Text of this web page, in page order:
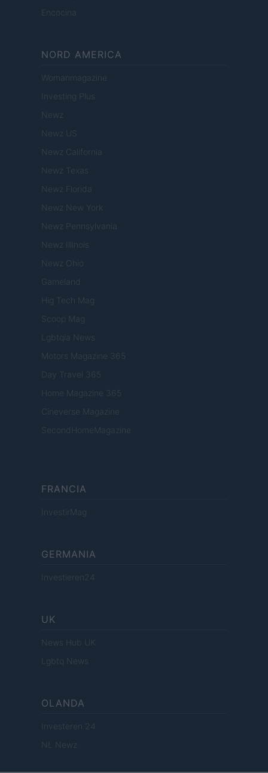
Encocina
NORD AMERICA
Womanmagazine
Investing Plus
Newz
Newz US
Newz California
Newz Texas
Newz Florida
Newz New York
Newz Pennsylvania
Newz Illinois
Newz Ohio
Gameland
Hig Tech Mag
Scoop Mag
Lgbtqia News
Motors Magazine 365
Day Travel 365
Home Magazine 365
Cineverse Magazine
SecondHomeMagazine
FRANCIA
InvestirMag
GERMANIA
Investieren24
UK
News Hub UK
Lgbtq News
OLANDA
Investeren 24
NL Newz